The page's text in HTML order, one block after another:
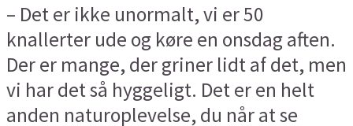
– Det er ikke unormalt, vi er 50
knallerter ude og køre en onsdag aften.
Der er mange, der griner lidt af det, men
vi har det så hyggeligt. Det er en helt
anden naturoplevelse, du når at se